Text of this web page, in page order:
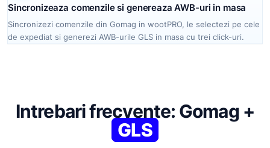
Sincronizeaza comenzile si genereaza AWB-uri in masa
Sincronizezi comenzile din Gomag in wootPRO, le selectezi pe cele
de expediat si generezi AWB-urile GLS in masa cu trei click-uri.
Intrebari frecvente: Gomag +
GLS